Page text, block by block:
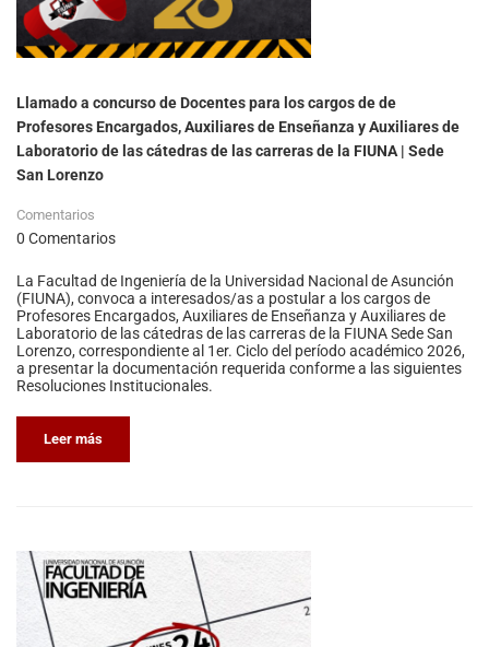
Llamado a concurso de Docentes para los cargos de de
Profesores Encargados, Auxiliares de Enseñanza y Auxiliares de
Laboratorio de las cátedras de las carreras de la FIUNA | Sede
San Lorenzo
Comentarios
0 Comentarios
La Facultad de Ingeniería de la Universidad Nacional de Asunción
(FIUNA), convoca a interesados/as a postular a los cargos de
Profesores Encargados, Auxiliares de Enseñanza y Auxiliares de
Laboratorio de las cátedras de las carreras de la FIUNA Sede San
Lorenzo, correspondiente al 1er. Ciclo del período académico 2026,
a presentar la documentación requerida conforme a las siguientes
Resoluciones Institucionales.
Leer más